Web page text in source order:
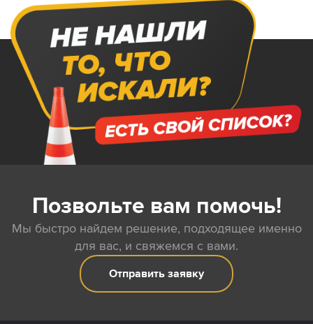
Позвольте вам помочь!
Мы быстро найдем решение, подходящее именно
для вас, и свяжемся с вами.
Отправить заявку